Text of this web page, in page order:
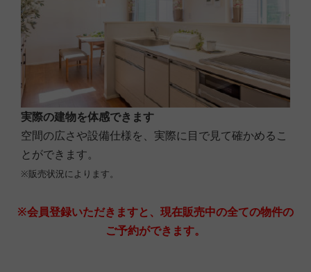
実際の建物を体感できます
空間の広さや設備仕様を、実際に目で見て確かめるこ
とができます。
※販売状況によります。
※会員登録いただきますと、現在販売中の全ての物件の
ご予約ができます。
環境が悪い
その他
■問８.現在のお住まいについてお聞かせください
□借家